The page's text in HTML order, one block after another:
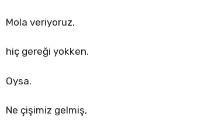
Mola veriyoruz,
hiç gereği yokken.
Oysa.
Ne çişimiz gelmiş,